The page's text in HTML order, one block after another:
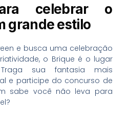
celebrar o
grande estilo
e busca uma celebração
o Brique é o lugar
sua fantasia mais
e participe do concurso de
sabe você não leva para